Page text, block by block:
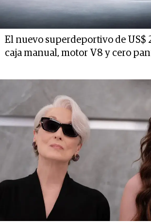
El nuevo superdeportivo de US$
caja manual, motor V8 y cero